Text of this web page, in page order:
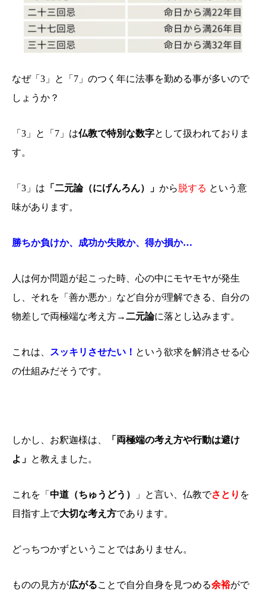
なぜ「3」と「7」のつく年に法事を勤める事が多いので
しょうか？
「3」と「7」は仏教で特別な数字として扱われておりま
す。
「3」は 「二元論（にげんろん）」 から脱する という意
味があります。
勝ちか負けか、成功か失敗か、得か損か…
人は何か問題が起こった時、心の中にモヤモヤが発生
し、それを「善か悪か」など自分が理解できる、自分の
物差しで両極端な考え方→二元論に落とし込みます。
これは、 スッキリさせたい！ という欲求を解消させる心
の仕組みだそうです。
しかし、お釈迦様は、
「両極端の考え方や行動は避け
よ」 と教えました。
これを「 中道（ちゅうどう） 」と言い、仏教でさとり を
目指す上で大切な考え方であります。
どっちつかずということではありません。
ものの見方が広がることで自分自身を見つめる余裕がで